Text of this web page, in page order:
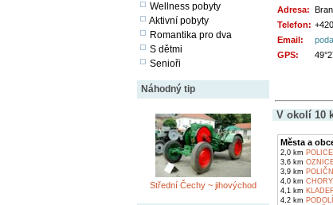
Wellness pobyty
Aktivní pobyty
Romantika pro dva
S dětmi
Senioři
Náhodný tip
Střední Čechy ~ jihovýchod
Adresa:
Telefon:
Email:
GPS:
V okolí 10
Města a
2,0 km POLICE
3,6 km
3,9 km
4,0 km
4,1 km
4,2 km